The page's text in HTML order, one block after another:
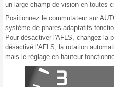
un large champ de vision en toutes
Positionnez le commutateur sur
système de phares adaptatifs
Pour désactiver l'AFLS, changez la
désactivé l'AFLS, la rotation
mais le réglage en hauteur